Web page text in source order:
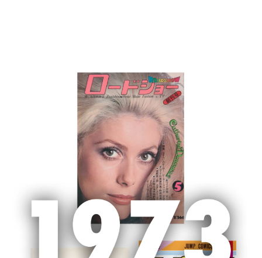
「OurAge」サイト終了のお知らせ